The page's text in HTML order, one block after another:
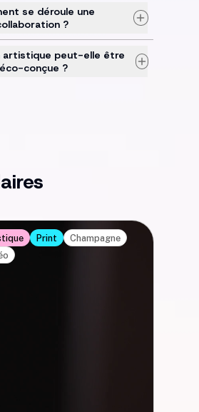
se déroule une
?
artistique peut-elle être
éco-conçue ?
Print
Champagne